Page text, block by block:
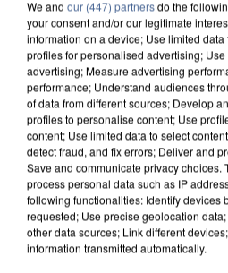
APRÈS TOUTES CES
DE FAUNE SAUVAGE SONT...
We and our (447) partnersdo the
your consent and/or our legitimate
information on a device; Use limited
profiles for personalised advertising;
advertising; Measure advertising
performance; Understand audiences
of data from different sources; Develop
profiles to personalise content; Use
content; Use limited data to select
detect fraud, and fix errors; Deliver and
Save and communicate privacy choices.
process personal data such as IP
following functionalities: Identify devices
requested; Use precise geolocation
other data sources; Link different
information transmitted automatically.